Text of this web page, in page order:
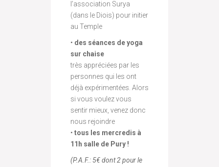
l’association Surya
(dans le Diois) pour initier
au Temple
• des séances de yoga
sur chaise
très appréciées par les
personnes qui les ont
déjà expérimentées. Alors
si vous voulez vous
sentir mieux, venez donc
nous rejoindre
• tous les mercredis à
11h salle de Pury !
(P.A.F.: 5€ dont 2 pour le